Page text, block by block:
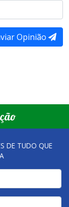
Opinião
DE TUDO QUE